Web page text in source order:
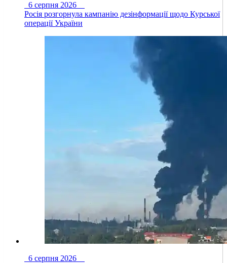
6 серпня 2026
Росія розгорнула кампанію дезінформації щодо Курської
операції України
6 серпня 2026